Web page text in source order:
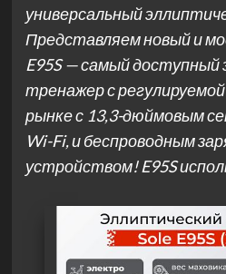
универсальный
Представляем новый и
E95S — самый доступный
тренажер с
рынке с 13,3-дюймовым
Wi-Fi, и беспроводным
устройством! E95S